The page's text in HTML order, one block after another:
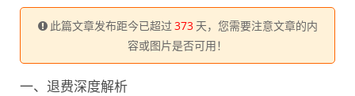
此篇文章发布距今已超过 373 天，您需要注意文章的内
容或图片是否可用！
一、退费深度解析